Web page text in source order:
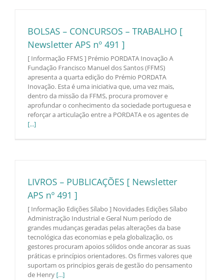
BOLSAS – CONCURSOS – TRABALHO [
Newsletter APS nº 491 ]
[ Informação FFMS ] Prémio PORDATA Inovação A
Fundação Francisco Manuel dos Santos (FFMS)
apresenta a quarta edição do Prémio PORDATA
Inovação. Esta é uma iniciativa que, uma vez mais,
dentro da missão da FFMS, procura promover e
aprofundar o conhecimento da sociedade portuguesa e
reforçar a articulação entre a PORDATA e os agentes de
[...]
LIVROS – PUBLICAÇÕES [ Newsletter
APS nº 491 ]
[ Informação Edições Sílabo ] Novidades Edições Sílabo
Administração Industrial e Geral Num período de
grandes mudanças geradas pelas alterações da base
tecnológica das economias e pela globalização, os
gestores procuram apoios sólidos onde ancorar as suas
práticas e princípios orientadores. Os firmes valores que
suportam os princípios gerais de gestão do pensamento
de Henry [...]